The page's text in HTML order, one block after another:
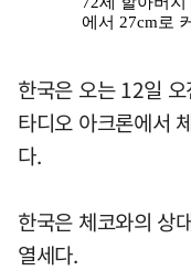
한국은 오는 12일
타디오 아크론에서
다.
한국은 체코와의 상
열세다.